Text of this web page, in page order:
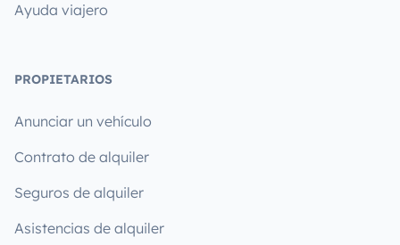
Ayuda viajero
PROPIETARIOS
Anunciar un vehículo
Contrato de alquiler
Seguros de alquiler
Asistencias de alquiler